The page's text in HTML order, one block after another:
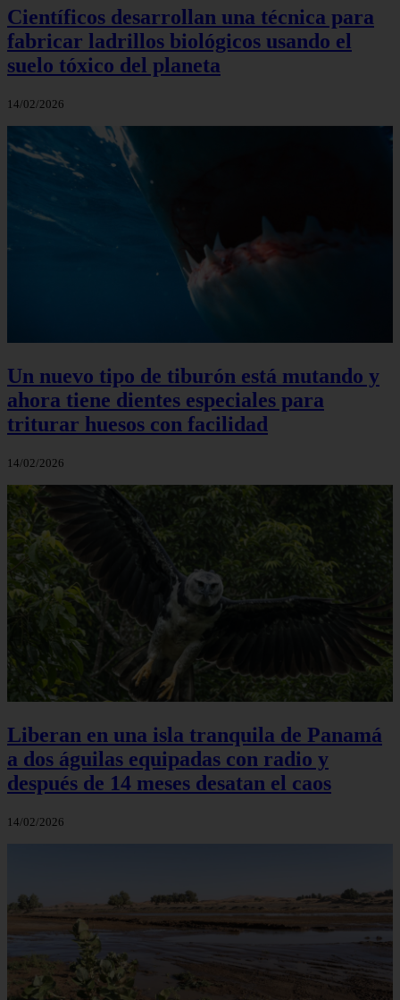
Científicos desarrollan una técnica para
fabricar ladrillos biológicos usando el
suelo tóxico del planeta
14/02/2026
Un nuevo tipo de tiburón está mutando y
ahora tiene dientes especiales para
triturar huesos con facilidad
14/02/2026
Liberan en una isla tranquila de Panamá
a dos águilas equipadas con radio y
después de 14 meses desatan el caos
14/02/2026